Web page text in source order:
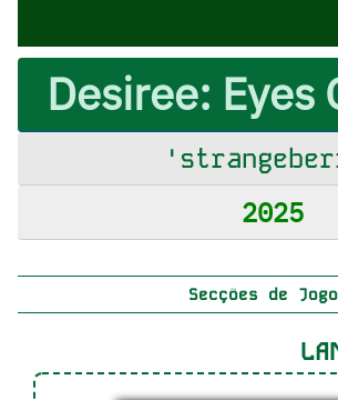
Desiree: Eyes
2025
Secções de Jogo